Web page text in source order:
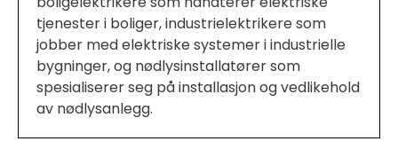
tjenester i boliger, industrielektrikere som
jobber med elektriske systemer i industrielle
bygninger, og nødlysinstallatører som
spesialiserer seg på installasjon og vedlikehold
av nødlysanlegg.